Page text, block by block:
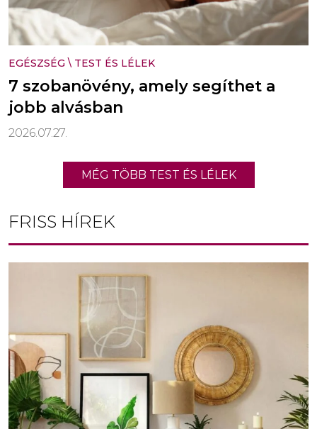
EGÉSZSÉG \ TEST ÉS LÉLEK
7 szobanövény, amely segíthet a
jobb alvásban
2026.07.27.
MÉG TÖBB TEST ÉS LÉLEK
FRISS HÍREK